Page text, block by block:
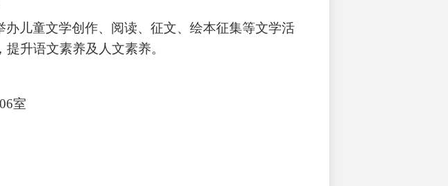
儿童文学创作、阅读、征文、绘本征集等文学活
升语文素养及人文素养。
室